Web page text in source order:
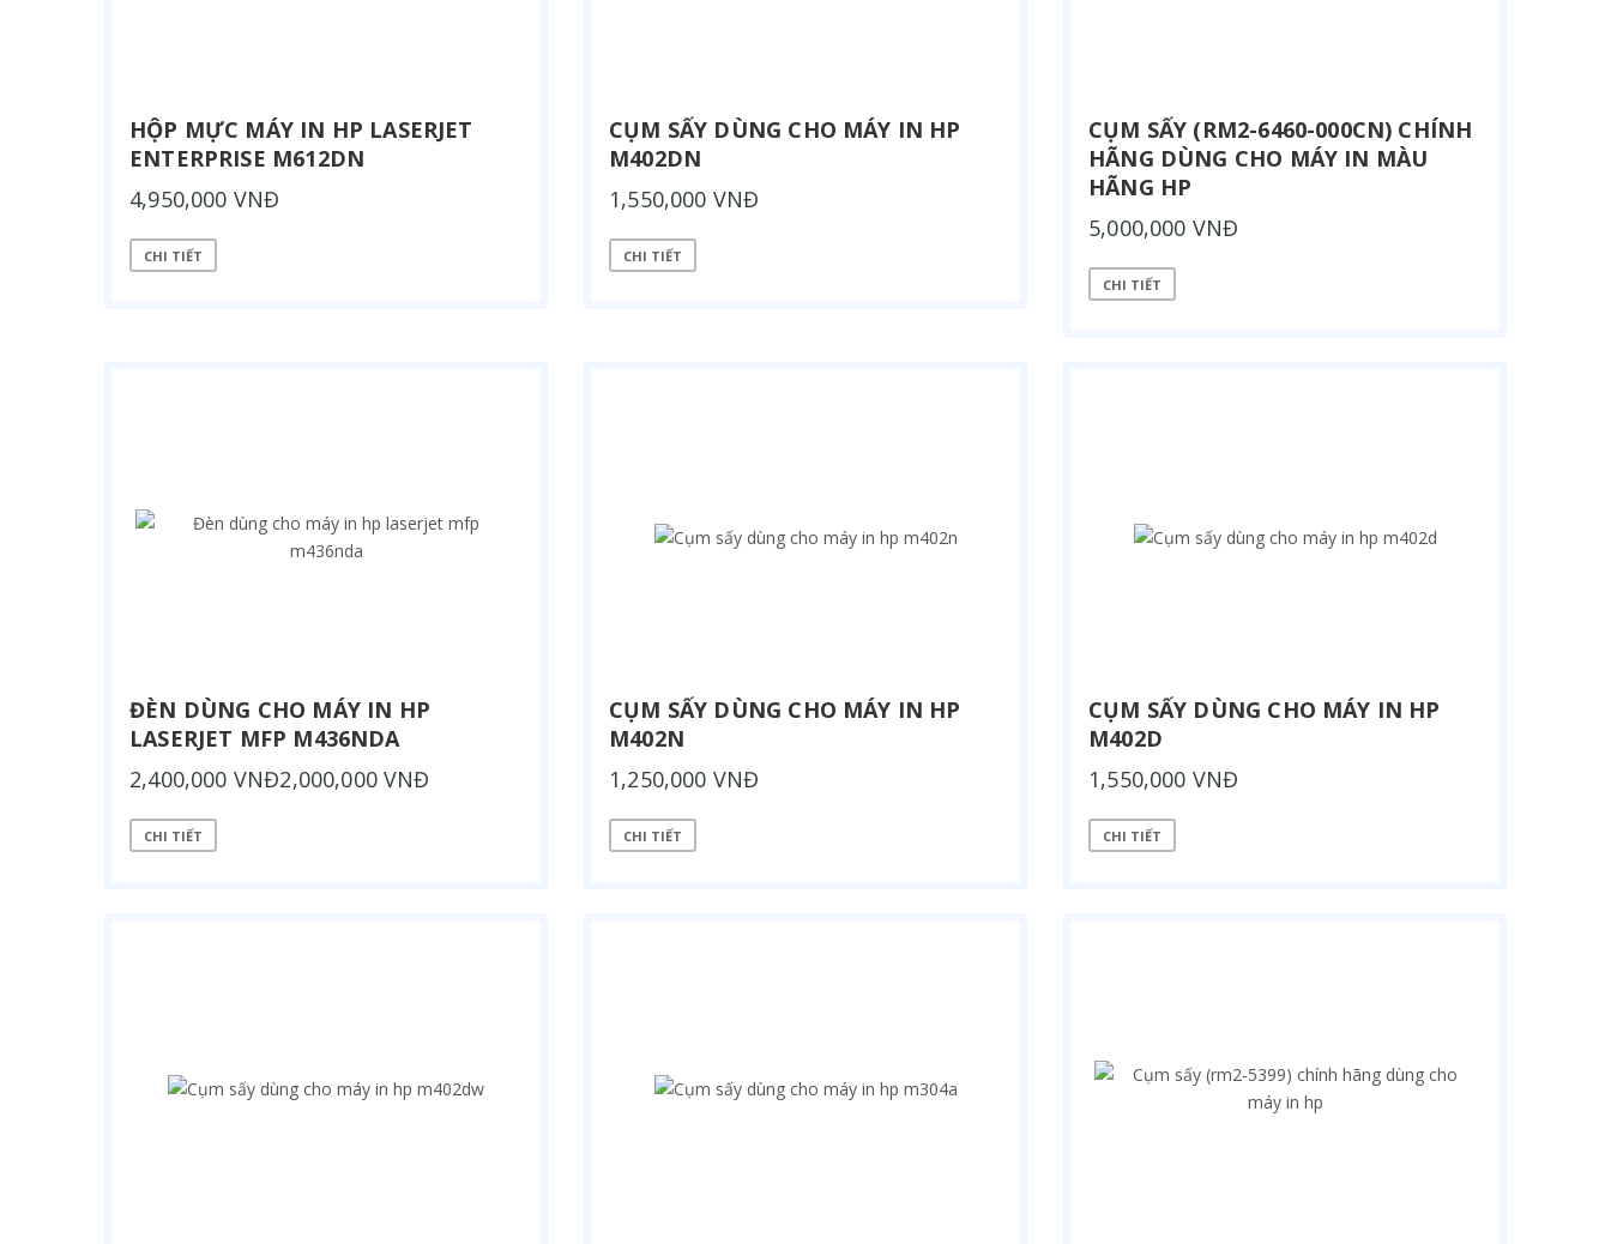
HỘP MỰC MÁY IN HP LASERJET
ENTERPRISE M612DN
4,950,000 VNĐ
CHI TIẾT
CỤM SẤY DÙNG CHO MÁY IN HP
M402DN
1,550,000 VNĐ
CHI TIẾT
CỤM SẤY (RM2-6460-000CN) CHÍNH
HÃNG DÙNG CHO MÁY IN MÀU
HÃNG HP
5,000,000 VNĐ
CHI TIẾT
ĐÈN DÙNG CHO MÁY IN HP
LASERJET MFP M436NDA
2,400,000 VNĐ2,000,000 VNĐ
CHI TIẾT
CỤM SẤY DÙNG CHO MÁY IN HP
M402N
1,250,000 VNĐ
CHI TIẾT
CỤM SẤY DÙNG CHO MÁY IN HP
M402D
1,550,000 VNĐ
CHI TIẾT